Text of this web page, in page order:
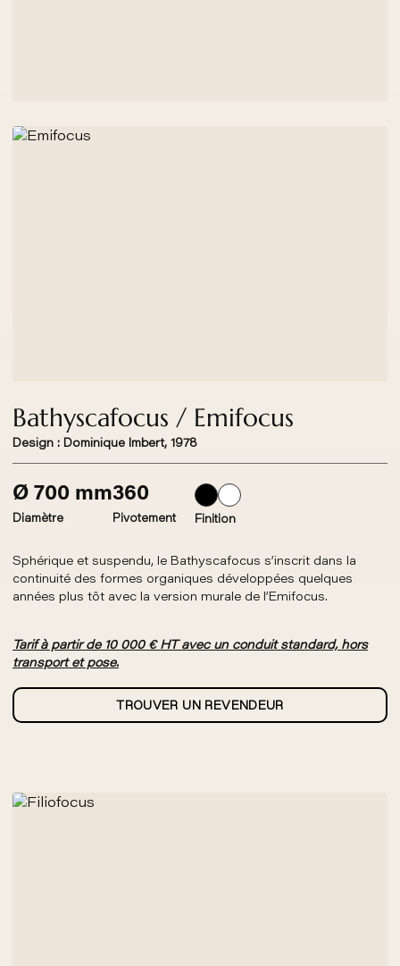
Bathyscafocus / Emifocus
Design : Dominique Imbert, 1978
Ø 700 mm
Diamètre
360
Pivotement Finition
Sphérique et suspendu, le Bathyscafocus s’inscrit dans la
continuité des formes organiques développées quelques
années plus tôt avec la version murale de l’Emifocus.
Tarif à partir de 10 000 € HT avec un conduit standard, hors
transport et pose.
TROUVER UN REVENDEUR